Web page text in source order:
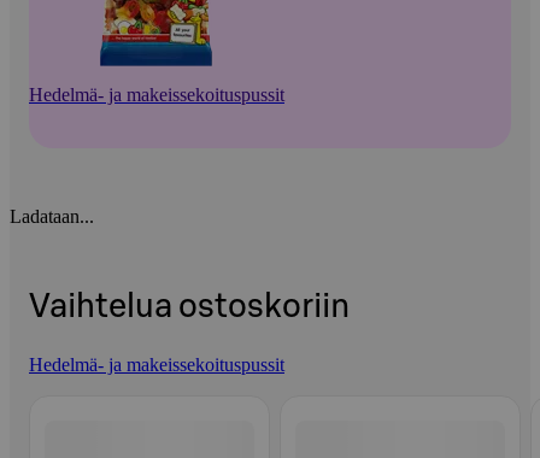
Hedelmä- ja makeissekoituspussit
Ladataan...
Vaihtelua ostoskoriin
Hedelmä- ja makeissekoituspussit